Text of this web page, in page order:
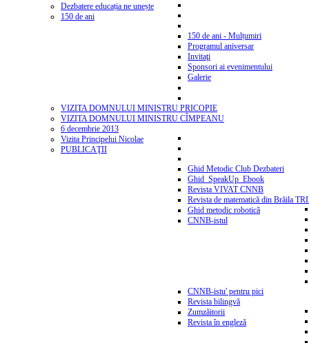
Dezbatere educația ne unește
150 de ani
150 de ani - Mulțumiri
Programul aniversar
Invitaţi
Sponsori ai evenimentului
Galerie
VIZITA DOMNULUI MINISTRU PRICOPIE
VIZITA DOMNULUI MINISTRU CÎMPEANU
6 decembrie 2013
Vizita Principelui Nicolae
PUBLICAŢII
Ghid Metodic Club Dezbateri
Ghid_SpeakUp_Ebook
Revista VIVAT CNNB
Revista de matematică din Brăila
Ghid metodic robotică
CNNB-istul
CNNB-istu' pentru pici
Revista bilingvă
Zumzăitorii
Revista în engleză